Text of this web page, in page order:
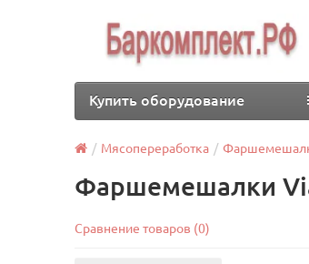
Купить оборудование
Мясопереработка
Фаршемешалки
Сравнение товаров (0)